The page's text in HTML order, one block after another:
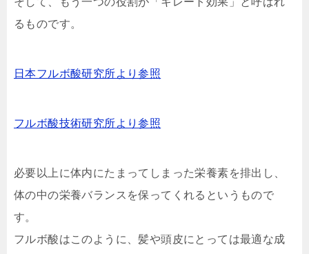
るものです。
日本フルボ酸研究所より参照
フルボ酸技術研究所より参照
必要以上に体内にたまってしまった栄養素を排出し、
体の中の栄養バランスを保ってくれるというもので
す。
フルボ酸はこのように、髪や頭皮にとっては最適な成